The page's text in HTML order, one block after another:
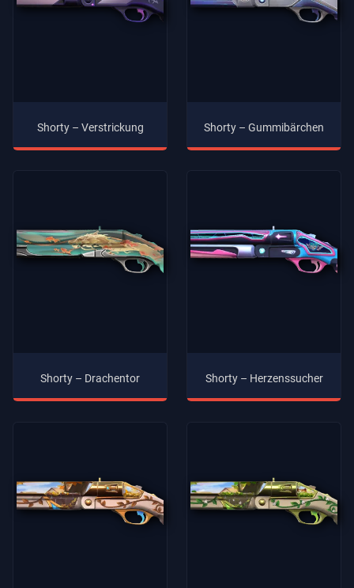
Shorty – Verstrickung Shorty – Gummibärchen
Shorty – Drachentor Shorty – Herzenssucher